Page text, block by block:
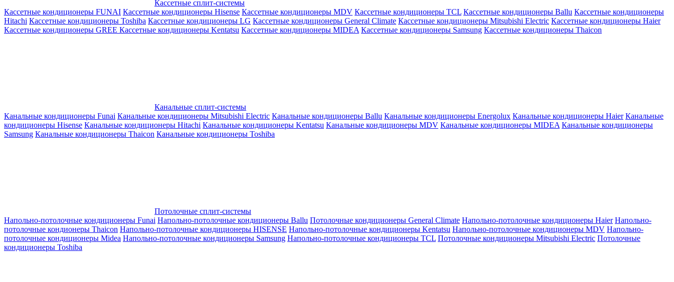
Кассетные сплит-системы
Кассетные кондиционеры FUNAI Кассетные кондиционеры Hisense Кассетные кондиционеры MDV Кассетные кондиционеры TCL Кассетные кондиционеры Ballu Кассетные кондиционеры
Hitachi Кассетные кондиционеры Toshiba Кассетные кондиционеры LG Кассетные кондиционеры General Climate Кассетные кондиционеры Mitsubishi Electric Кассетные кондиционеры Haier
Кассетные кондиционеры GREE Кассетные кондиционеры Kentatsu Кассетные кондиционеры MIDEA Кассетные кондиционеры Samsung Кассетные кондиционеры Thaicon
Канальные сплит-системы
Канальные кондиционеры Funai Канальные кондиционеры Mitsubishi Electric Канальные кондиционеры Ballu Канальные кондиционеры Energolux Канальные кондиционеры Haier Канальные
кондиционеры Hisense Канальные кондиционеры Hitachi Канальные кондиционеры Kentatsu Канальные кондиционеры MDV Канальные кондиционеры MIDEA Канальные кондиционеры
Samsung Канальные кондиционеры Thaicon Канальные кондиционеры Toshiba
Потолочные сплит-системы
Напольно-потолочные кондиционеры Funai Напольно-потолочные кондиционеры Ballu Потолочные кондиционеры General Climate Напольно-потолочные кондиционеры Haier Напольно-
потолочные кондионеры Thaicon Напольно-потолочные кондиционеры HISENSE Напольно-потолочные кондиционеры Kentatsu Напольно-потолочные кондиционеры MDV Напольно-
потолочные кондиционеры Midea Напольно-потолочные кондиционеры Samsung Напольно-потолочные кондиционеры TCL Потолочные кондиционеры Mitsubishi Electric Потолочные
кондиционеры Toshiba